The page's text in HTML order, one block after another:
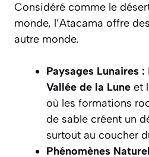
Considéré comme le
monde, l’Atacama offre
autre monde.
Paysages Lunaires :
Vallée de la Lune et
où les formations
de sable créent un
surtout au coucher
Phénomènes